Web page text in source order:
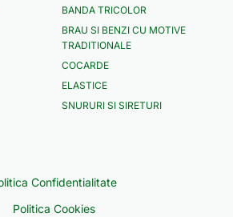
BANDA TRICOLOR
BRAU SI BENZI CU MOTIVE
TRADITIONALE
COCARDE
ELASTICE
SNURURI SI SIRETURI
Confidentialitate
Politica Cookies